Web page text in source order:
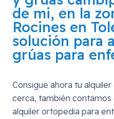
de mi, en la
Rocines en
solución para
grúas para
Consigue ahora tu
cerca, también
alquiler ortopedia para